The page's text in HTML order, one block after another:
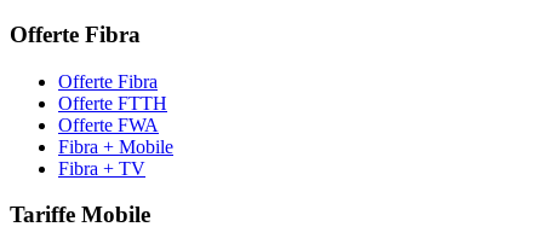
Offerte Fibra
Offerte Fibra
Offerte FTTH
Offerte FWA
Fibra + Mobile
Fibra + TV
Tariffe Mobile